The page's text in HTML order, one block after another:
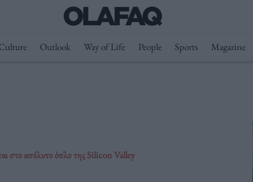
Outlook Way of Life People Sports Magazine
στο απόλυτο όπλο της Silicon Valley